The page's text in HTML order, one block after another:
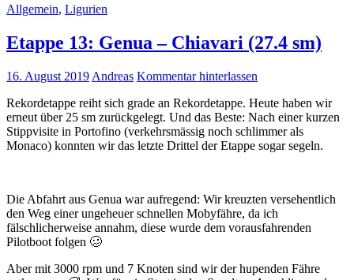
Allgemein, Ligurien
Etappe 13: Genua – Chiavari (27.4 sm)
16. August 2019 Andreas Kommentar hinterlassen
Rekordetappe reiht sich grade an Rekordetappe. Heute haben wir
erneut über 25 sm zurückgelegt. Und das Beste: Nach einer kurzen
Stippvisite in Portofino (verkehrsmässig noch schlimmer als
Monaco) konnten wir das letzte Drittel der Etappe sogar segeln.
Die Abfahrt aus Genua war aufregend: Wir kreuzten versehentlich
den Weg einer ungeheuer schnellen Mobyfähre, da ich
fälschlicherweise annahm, diese wurde dem vorausfahrenden
Pilotboot folgen 🥴
Aber mit 3000 rpm und 7 Knoten sind wir der hupenden Fähre